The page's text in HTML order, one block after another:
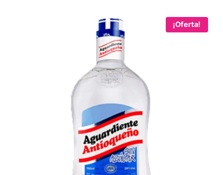
¡Oferta!